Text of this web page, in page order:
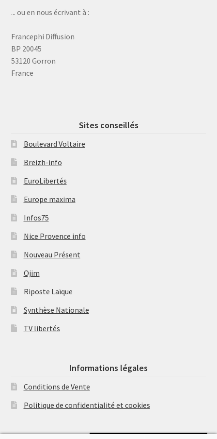
... ou en nous écrivant à :
Francephi Diffusion
BP 20045
53120 Gorron
France
Sites conseillés
Boulevard Voltaire
Breizh-info
EuroLibertés
Europe maxima
Infos75
Nice Provence info
Nouveau Présent
Ojim
Riposte Laïque
Synthèse Nationale
TV libertés
Informations légales
Conditions de Vente
Politique de confidentialité et cookies